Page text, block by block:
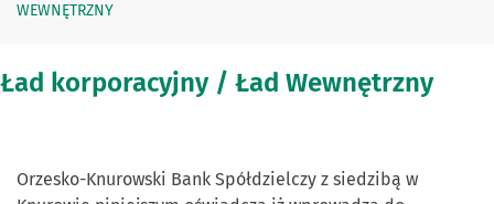
WEWNĘTRZNY
Ład korporacyjny / Ład Wewnętrzny
Orzesko-Knurowski Bank Spółdzielczy z siedzibą w